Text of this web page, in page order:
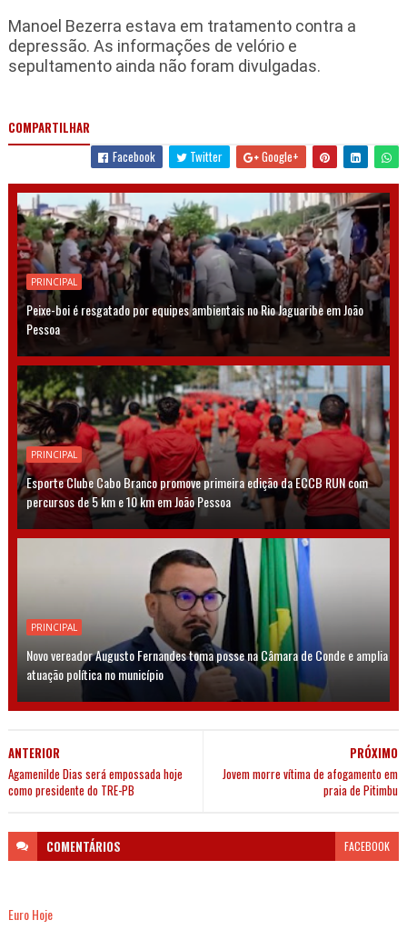
Manoel Bezerra estava em tratamento contra a
depressão. As informações de velório e
sepultamento ainda não foram divulgadas.
COMPARTILHAR
Facebook
Twitter Google+
PRINCIPAL
Peixe-boi é resgatado por equipes ambientais no Rio Jaguaribe em João
Pessoa
PRINCIPAL
Esporte Clube Cabo Branco promove primeira edição da ECCB RUN com
percursos de 5 km e 10 km em João Pessoa
PRINCIPAL
Novo vereador Augusto Fernandes toma posse na Câmara de Conde e amplia
atuação política no município
PRÓXIMO
Jovem morre vítima de afogamento em
praia de Pitimbu
ANTERIOR
Agamenilde Dias será empossada hoje
como presidente do TRE-PB
COMENTÁRIOS FACEBOOK
Euro Hoje